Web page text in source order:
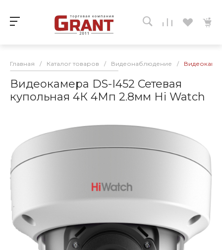
Главная / Каталог товаров / Видеонаблюдение /
Видеокамера DS-I452 Сетевая
купольная 4К 4Мп 2.8мм Hi Watch